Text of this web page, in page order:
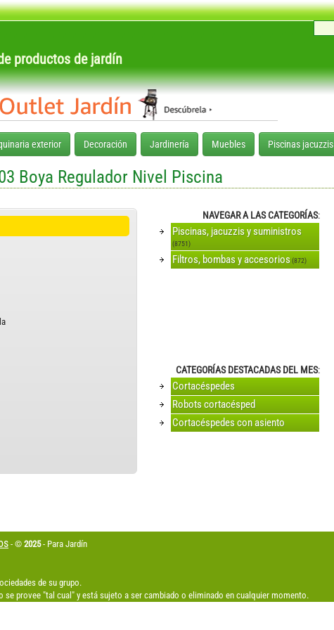
productos de jardín
exterior Decoración Jardinería Muebles Piscinas jacuzzis
Boya Regulador Nivel Piscina
NAVEGAR A LAS CATEGORÍAS:
Piscinas, jacuzzis y suministros
(8751)
Filtros, bombas y accesorios(872)
CATEGORÍAS DESTACADAS DEL MES:
Cortacéspedes
Robots cortacésped
Cortacéspedes con asiento
- © 2025- Para Jardín
de su grupo.
se provee "tal cual" y está sujeto a ser cambiado o eliminado en cualquier momento.